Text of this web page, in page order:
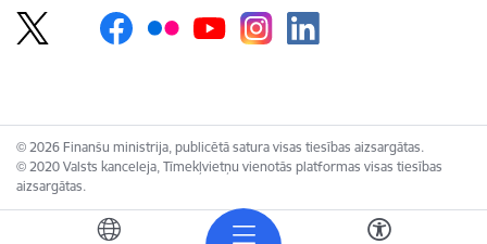
© 2026 Finanšu ministrija, publicētā satura visas tiesības aizsargātas.
© 2020 Valsts kanceleja, Tīmekļvietņu vienotās platformas visas tiesības
aizsargātas.